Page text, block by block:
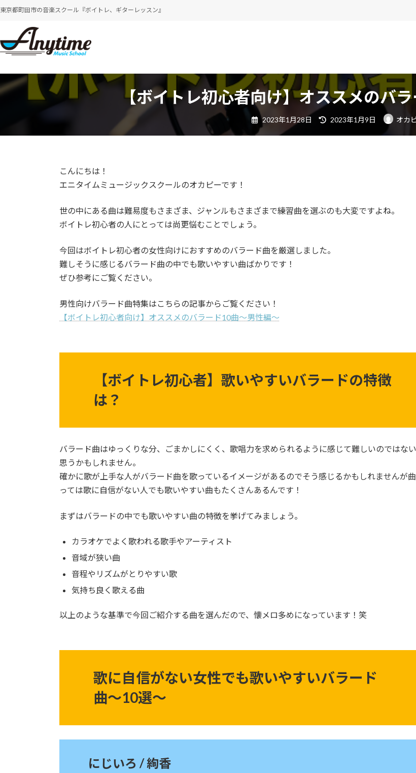
コ
ン
ツ
キ
ナ
ー
シ
に
東京都町田市の音楽スクール『ボイトレ、ギターレッスン』
【ボイトレ初心者向け】オススメのバ
2023年1月28日
終
新
2023年1月9日 オカ
こんにちは！
エニタイムミュージックスクールのオカピーです！
世の中にある曲は難易度もさまざま、ジャンルもさまざまで練習曲を選ぶのも大変ですよね。
ボイトレ初心者の人にとっては尚更悩むことでしょう。
今回はボイトレ初心者の女性向けにおすすめのバラード曲を厳選しました。
難しそうに感じるバラード曲の中でも歌いやすい曲ばかりです！
ぜひ参考にご覧ください。
男性向けバラード曲特集はこちらの記事からご覧ください！
【ボイトレ初心者向け】オススメのバラード10曲〜男性編〜
【ボイトレ初心者】歌いやすいバラードの特徴
は？
バラード曲はゆっくりな分、ごまかしにくく、歌唱力を求められるように感じて難しいのではな
思うかもしれません。
確かに歌が上手な人がバラード曲を歌っているイメージがあるのでそう感じるかもしれませんが
っては歌に自信がない人でも歌いやすい曲もたくさんあるんです！
まずはバラードの中でも歌いやすい曲の特徴を挙げてみましょう。
カラオケでよく歌われる歌手やアーティスト
音域が狭い曲
音程やリズムがとりやすい歌
気持ち良く歌える曲
以上のような基準で今回ご紹介する曲を選んだので、懐メロ多めになっています！笑
歌に自信がない女性でも歌いやすいバラード
曲〜10選〜
にじいろ / 絢香